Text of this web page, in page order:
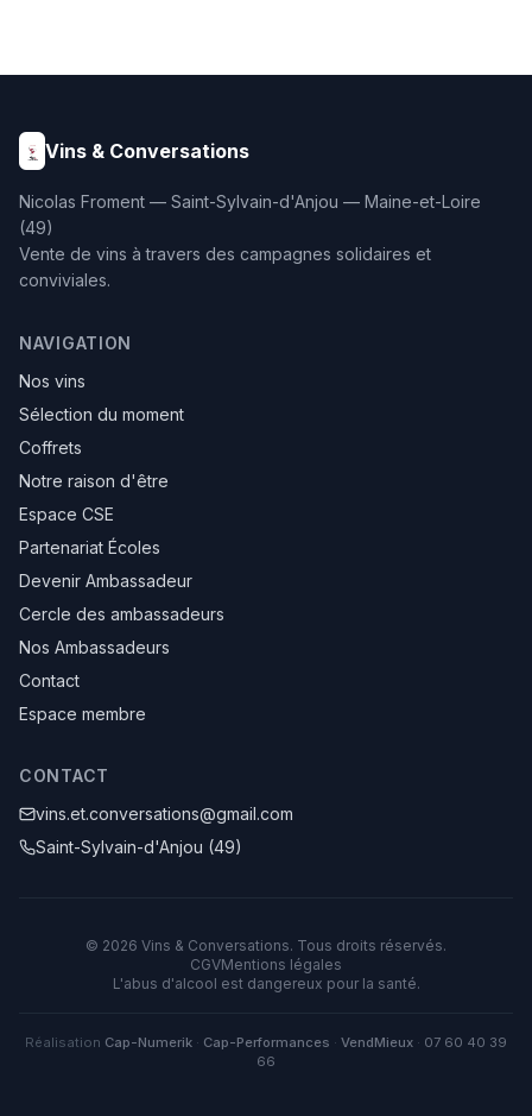
Vins & Conversations
Nicolas Froment — Saint-Sylvain-d'Anjou — Maine-et-Loire
(49)
Vente de vins à travers des campagnes solidaires et
conviviales.
NAVIGATION
Nos vins
Sélection du moment
Coffrets
Notre raison d'être
Espace CSE
Partenariat Écoles
Devenir Ambassadeur
Cercle des ambassadeurs
Nos Ambassadeurs
Contact
Espace membre
CONTACT
vins.et.conversations@gmail.com
Saint-Sylvain-d'Anjou (49)
© 2026 Vins & Conversations. Tous droits réservés.
CGVMentions légales
L'abus d'alcool est dangereux pour la santé.
Réalisation Cap-Numerik · Cap-Performances · VendMieux · 07 60 40 39
66